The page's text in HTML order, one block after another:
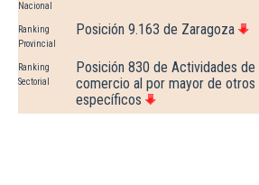
Nacional
Ranking
Provincial
Posición 9.163 de Zaragoza
Ranking
Sectorial
Posición 830 de Actividades de
comercio al por mayor de
específicos